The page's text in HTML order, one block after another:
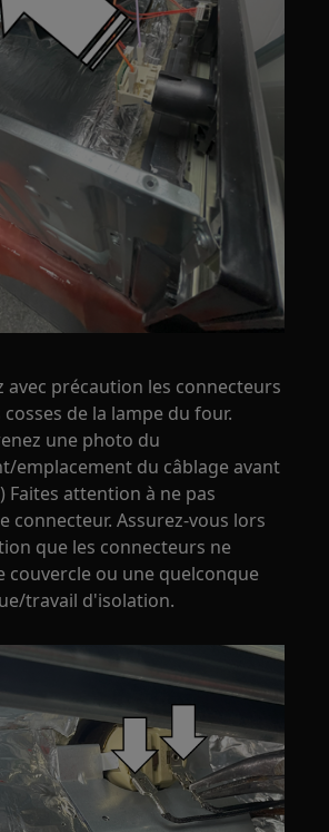
avec précaution les connecteurs
de la lampe du four.
une photo du
emplacement du câblage avant
Faites attention à ne pas
connecteur. Assurez-vous lors
que les connecteurs ne
couvercle ou une quelconque
travail d'isolation.